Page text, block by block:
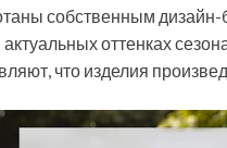
собственным
актуальных оттенках
что изделия